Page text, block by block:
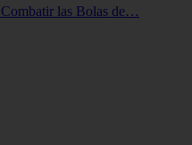
las Bolas de…